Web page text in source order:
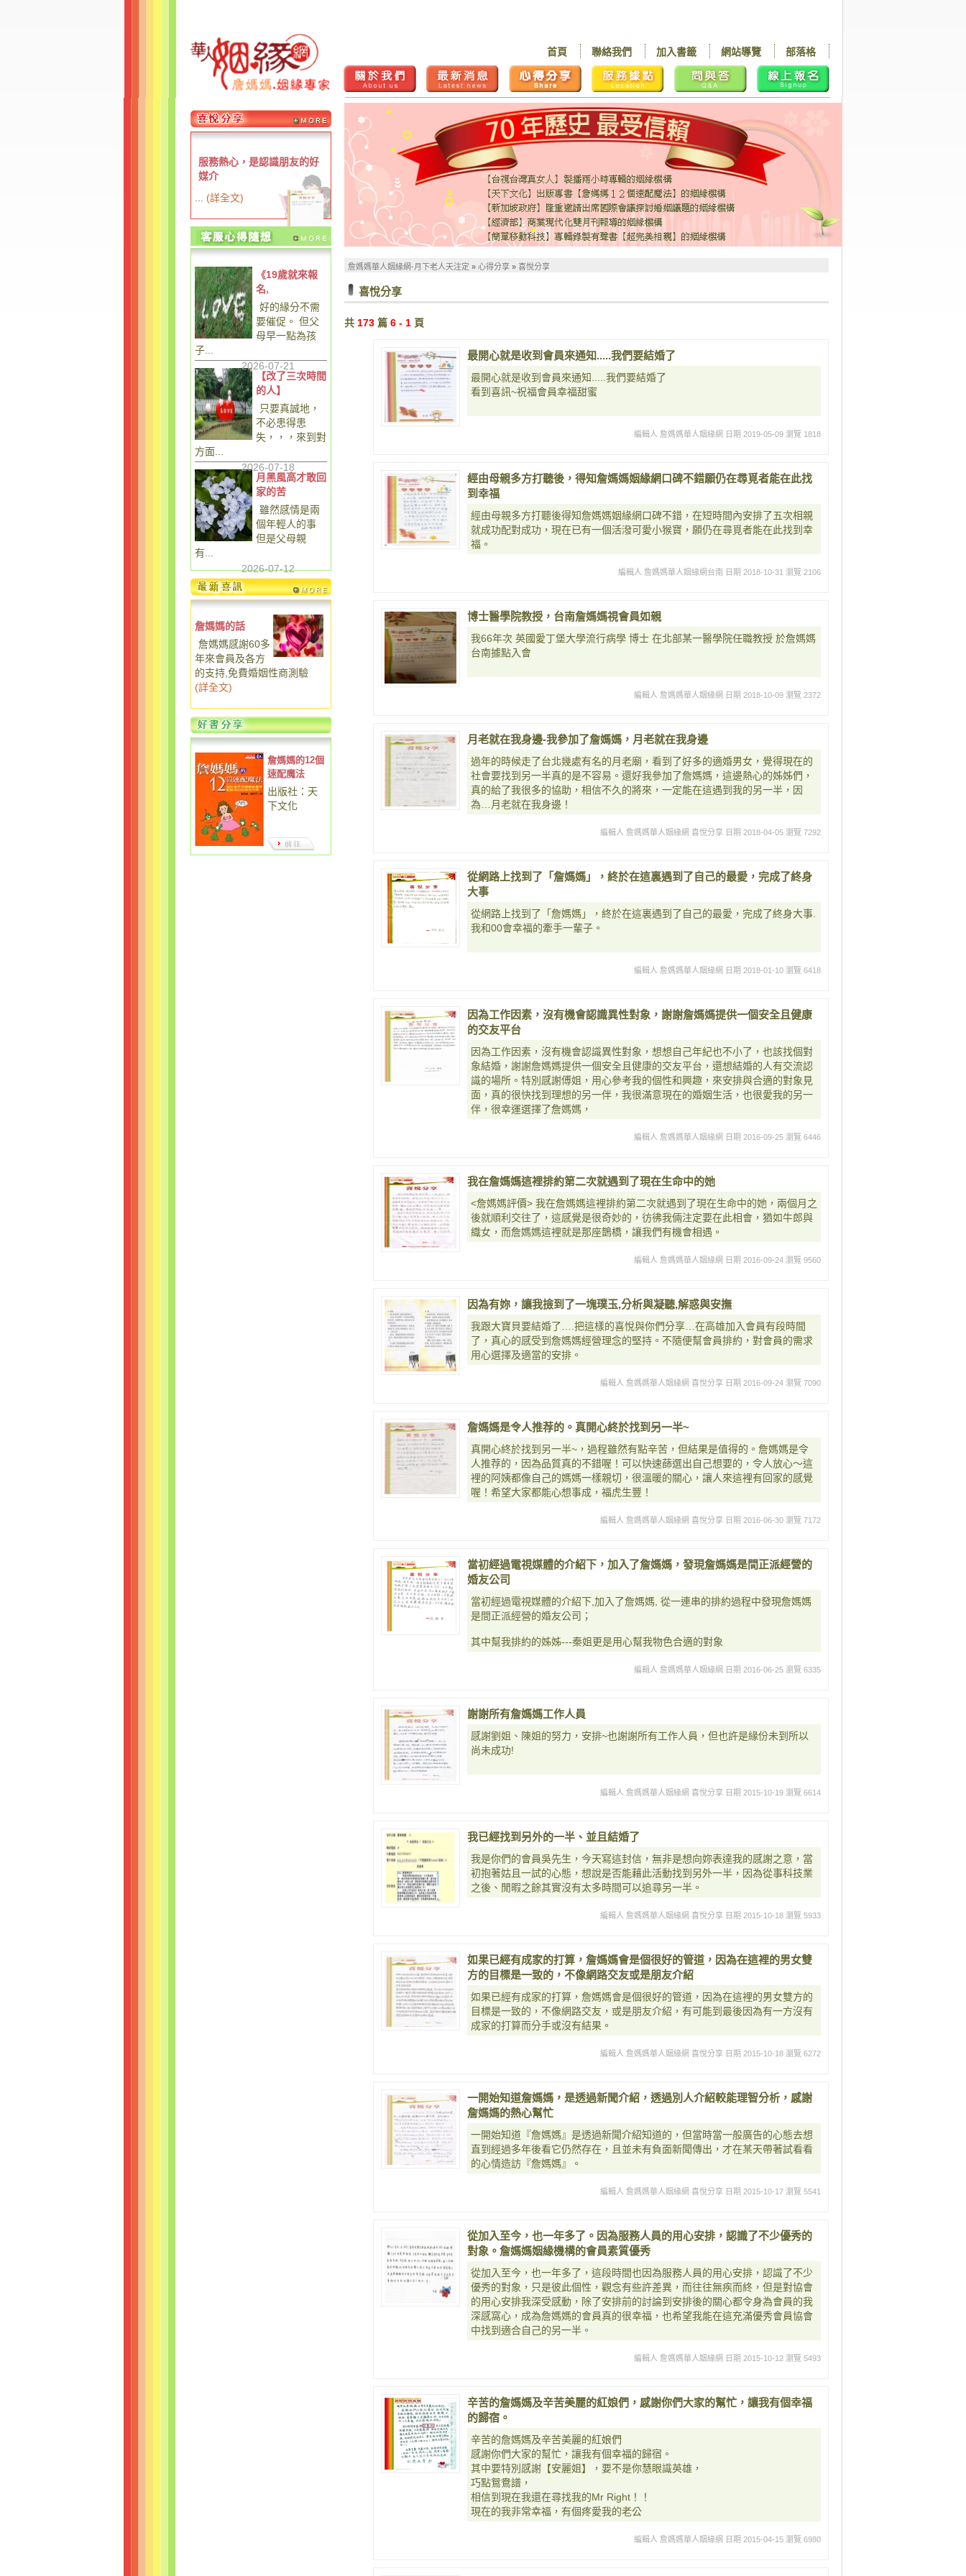
部落格
網站導覽
加入書籤
聯絡我們
首頁
服務熱心，是認識朋友的好
媒介
(詳全文)
《19歲就來報
名,
好的緣分不需
要催促。 但父
母早一點為孩
子...
2026-07-21
【改了三次時間
的人】
只要真誠地，
不必患得患
失，，，來到對
方面...
2026-07-18
月黑風高才敢回
家的苦
雖然感情是兩
個年輕人的事
但是父母親
有...
2026-07-12
詹媽媽的話
詹媽媽感謝60多
年來會員及各方
的支持,免費婚姻性商測驗
(詳全文)
詹媽媽的12個
速配魔法
出版社：天
下文化
詹媽媽華人姻緣網-月下老人天注定 » 心得分享 » 喜悅分享
喜悅分享
共 173 篇 6 - 1 頁
最開心就是收到會員來通知.....我們要結婚了
最開心就是收到會員來通知.....我們要結婚了
看到喜訊~祝福會員幸福甜蜜
編輯人 詹媽媽華人姻緣網 日期 2019-05-09 瀏覽 1818
經由母親多方打聽後，得知詹媽媽姻緣網口碑不錯願仍在尋覓者能在此找
到幸福
經由母親多方打聽後得知詹媽媽姻緣網口碑不錯，在短時間內安排了五次相親
就成功配對成功，現在已有一個活潑可愛小猴寶，願仍在尋覓者能在此找到幸
福。
編輯人 詹媽媽華人姻緣網台南 日期 2018-10-31 瀏覽 2106
博士醫學院教授，台南詹媽媽視會員如親
我66年次 英國愛丁堡大學流行病學 博士 在北部某一醫學院任職教授 於詹媽媽
台南據點入會
編輯人 詹媽媽華人姻緣網 日期 2018-10-09 瀏覽 2372
月老就在我身邊-我參加了詹媽媽，月老就在我身邊
過年的時候走了台北幾處有名的月老廟，看到了好多的適婚男女，覺得現在的
社會要找到另一半真的是不容易。還好我參加了詹媽媽，這邊熱心的姊姊們，
真的給了我很多的協助，相信不久的將來，一定能在這遇到我的另一半，因
為…月老就在我身邊！
編輯人 詹媽媽華人姻緣網 喜悅分享 日期 2018-04-05 瀏覽 7292
從網路上找到了「詹媽媽」，終於在這裏遇到了自己的最愛，完成了終身
大事
從網路上找到了「詹媽媽」，終於在這裏遇到了自己的最愛，完成了終身大事.
我和00會幸福的牽手一輩子。
編輯人 詹媽媽華人姻緣網 日期 2018-01-10 瀏覽 6418
因為工作因素，沒有機會認識異性對象，謝謝詹媽媽提供一個安全且健康
的交友平台
因為工作因素，沒有機會認識異性對象，想想自己年紀也不小了，也該找個對
象結婚，謝謝詹媽媽提供一個安全且健康的交友平台，還想結婚的人有交流認
識的場所。特別感謝傅姐，用心參考我的個性和興趣，來安排與合適的對象見
面，真的很快找到理想的另一伴，我很滿意現在的婚姻生活，也很愛我的另一
伴，很幸運選擇了詹媽媽，
編輯人 詹媽媽華人姻緣網 日期 2016-09-25 瀏覽 6446
我在詹媽媽這裡排約第二次就遇到了現在生命中的她
<詹媽媽評價> 我在詹媽媽這裡排約第二次就遇到了現在生命中的她，兩個月之
後就順利交往了，這感覺是很奇妙的，彷彿我倆注定要在此相會，猶如牛郎與
織女，而詹媽媽這裡就是那座鵲橋，讓我們有機會相遇。
編輯人 詹媽媽華人姻緣網 日期 2016-09-24 瀏覽 9560
因為有妳，讓我撿到了一塊璞玉,分析與凝聽,解惑與安撫
我跟大寶貝要結婚了….把這樣的喜悅與你們分享…在高雄加入會員有段時間
了，真心的感受到詹媽媽經營理念的堅持。不隨便幫會員排約，對會員的需求
用心選擇及適當的安排。
編輯人 詹媽媽華人姻緣網 喜悅分享 日期 2016-09-24 瀏覽 7090
詹媽媽是令人推荐的。真開心終於找到另一半~
真開心終於找到另一半~，過程雖然有點辛苦，但結果是值得的。詹媽媽是令
人推荐的，因為品質真的不錯喔！可以快速蒒選出自己想要的，令人放心～這
裡的阿姨都像自己的媽媽一樣親切，很溫暖的關心，讓人來這裡有回家的感覺
喔！希望大家都能心想事成，福虎生豐！
編輯人 詹媽媽華人姻緣網 喜悅分享 日期 2016-06-30 瀏覽 7172
當初經過電視媒體的介紹下，加入了詹媽媽，發現詹媽媽是間正派經營的
婚友公司
當初經過電視媒體的介紹下,加入了詹媽媽, 從一連串的排約過程中發現詹媽媽
是間正派經營的婚友公司；
其中幫我排約的姊姊---秦姐更是用心幫我物色合適的對象
編輯人 詹媽媽華人姻緣網 日期 2016-06-25 瀏覽 6335
謝謝所有詹媽媽工作人員
感謝劉姐、陳姐的努力，安排~也謝謝所有工作人員，但也許是緣份未到所以
尚未成功!
編輯人 詹媽媽華人姻緣網 喜悅分享 日期 2015-10-19 瀏覽 6614
我已經找到另外的一半、並且結婚了
我是你們的會員吳先生，今天寫這封信，無非是想向妳表達我的感謝之意，當
初抱著姑且一試的心態，想說是否能藉此活動找到另外一半，因為從事科技業
之後、閒暇之餘其實沒有太多時間可以追尋另一半。
編輯人 詹媽媽華人姻緣網 喜悅分享 日期 2015-10-18 瀏覽 5933
如果已經有成家的打算，詹媽媽會是個很好的管道，因為在這裡的男女雙
方的目標是一致的，不像網路交友或是朋友介紹
如果已經有成家的打算，詹媽媽會是個很好的管道，因為在這裡的男女雙方的
目標是一致的，不像網路交友，或是朋友介紹，有可能到最後因為有一方沒有
成家的打算而分手或沒有結果。
編輯人 詹媽媽華人姻緣網 喜悅分享 日期 2015-10-18 瀏覽 6272
一開始知道詹媽媽，是透過新聞介紹，透過別人介紹較能理智分析，感謝
詹媽媽的熱心幫忙
一開始知道『詹媽媽』是透過新聞介紹知道的，但當時當一般廣告的心態去想
直到經過多年後看它仍然存在，且並未有負面新聞傳出，才在某天帶著試看看
的心情造訪『詹媽媽』。
編輯人 詹媽媽華人姻緣網 喜悅分享 日期 2015-10-17 瀏覽 5541
從加入至今，也一年多了。因為服務人員的用心安排，認識了不少優秀的
對象。詹媽媽姻緣機構的會員素質優秀
從加入至今，也一年多了，這段時間也因為服務人員的用心安排，認識了不少
優秀的對象，只是彼此個性，觀念有些許差異，而往往無疾而終，但是對協會
的用心安排我深受感動，除了安排前的討論到安排後的關心都令身為會員的我
深感窩心，成為詹媽媽的會員真的很幸福，也希望我能在這充滿優秀會員協會
中找到適合自己的另一半。
編輯人 詹媽媽華人姻緣網 日期 2015-10-12 瀏覽 5493
辛苦的詹媽媽及辛苦美麗的紅娘們，感謝你們大家的幫忙，讓我有個幸福
的歸宿。
辛苦的詹媽媽及辛苦美麗的紅娘們
感謝你們大家的幫忙，讓我有個幸福的歸宿。
其中要特別感謝【安麗姐】，要不是你慧眼識英雄，
巧點鴛鴦譜，
相信到現在我還在尋找我的Mr Right！！
現在的我非常幸福，有個疼愛我的老公
編輯人 詹媽媽華人姻緣網 日期 2015-04-15 瀏覽 6980